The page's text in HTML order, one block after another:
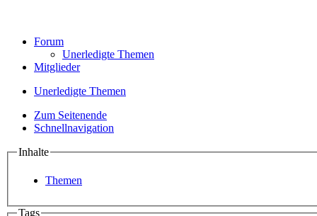
Forum
Unerledigte Themen
Mitglieder
Unerledigte Themen
Zum Seitenende
Schnellnavigation
Inhalte
Themen
Tags